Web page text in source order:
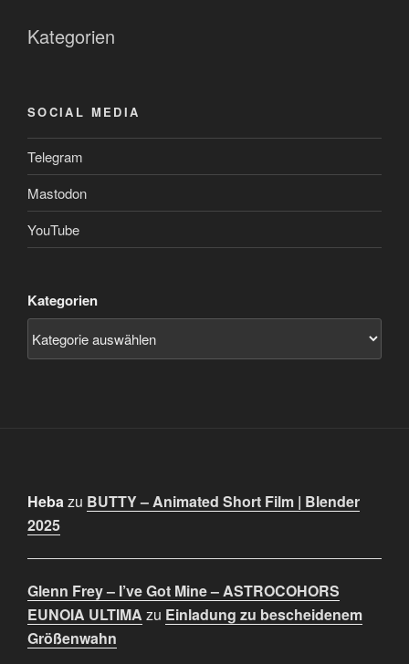
Kategorien
SOCIAL MEDIA
Telegram
Mastodon
YouTube
Kategorien
Hebazu BUTTY – Animated Short Film | Blender
2025
Glenn Frey – I’ve Got Mine – ASTROCOHORS
EUNOIA ULTIMA zu Einladung zu bescheidenem
Größenwahn